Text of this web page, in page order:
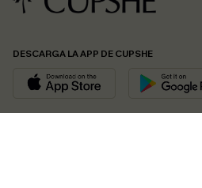
DESCARGA LA APP DE CUPSHE